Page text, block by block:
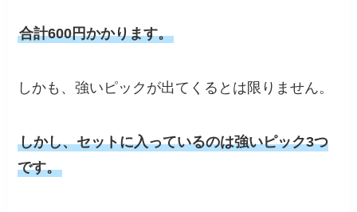
合計600円かかります。
しかも、強いピックが出てくるとは限りません。
しかし、セットに入っているのは強いピック3つ
です。